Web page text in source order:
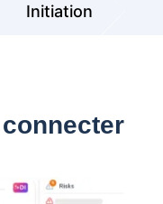
Initiation